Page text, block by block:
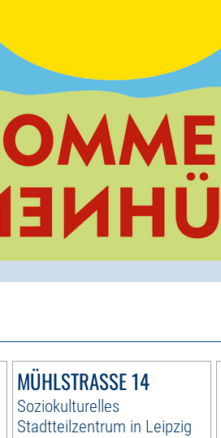
MÜHLSTRASSE 14
Soziokulturelles
Stadtteilzentrum in Leipzig